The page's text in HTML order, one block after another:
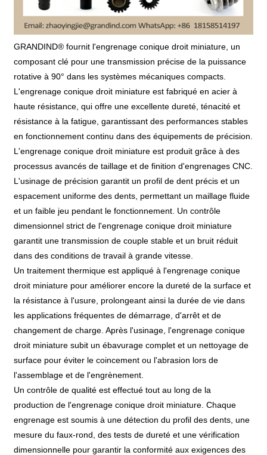
GRANDIND® fournit l'engrenage conique droit miniature, un
composant clé pour une transmission précise de la puissance
rotative à 90° dans les systèmes mécaniques compacts.
L'engrenage conique droit miniature est fabriqué en acier à
haute résistance, qui offre une excellente dureté, ténacité et
résistance à la fatigue, garantissant des performances stables
en fonctionnement continu dans des équipements de précision.
L'engrenage conique droit miniature est produit grâce à des
processus avancés de taillage et de finition d'engrenages CNC.
L'usinage de précision garantit un profil de dent précis et un
espacement uniforme des dents, permettant un maillage fluide
et un faible jeu pendant le fonctionnement. Un contrôle
dimensionnel strict de l'engrenage conique droit miniature
garantit une transmission de couple stable et un bruit réduit
dans des conditions de travail à grande vitesse.
Un traitement thermique est appliqué à l'engrenage conique
droit miniature pour améliorer encore la dureté de la surface et
la résistance à l'usure, prolongeant ainsi la durée de vie dans
les applications fréquentes de démarrage, d'arrêt et de
changement de charge. Après l'usinage, l'engrenage conique
droit miniature subit un ébavurage complet et un nettoyage de
surface pour éviter le coincement ou l'abrasion lors de
l'assemblage et de l'engrènement.
Un contrôle de qualité est effectué tout au long de la
production de l'engrenage conique droit miniature. Chaque
engrenage est soumis à une détection du profil des dents, une
mesure du faux-rond, des tests de dureté et une vérification
dimensionnelle pour garantir la conformité aux exigences des